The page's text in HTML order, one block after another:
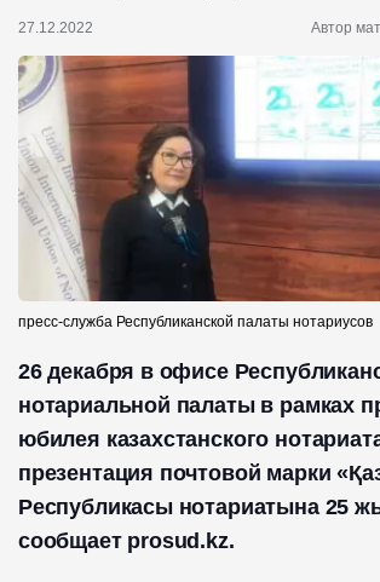
27.12.2022 Автор
пресс-служба Республиканской палаты нотариусов
26 декабря в офисе
нотариальной палаты в рамках
юбилея казахстанского
презентация почтовой марки
Республикасы нотариатына 25
сообщает prosud.kz.